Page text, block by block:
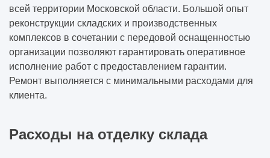
всей территории Московской области. Большой опыт
реконструкции складских и производственных
комплексов в сочетании с передовой оснащенностью
организации позволяют гарантировать оперативное
исполнение работ с предоставлением гарантии.
Ремонт выполняется с минимальными расходами для
клиента.
Расходы на отделку склада